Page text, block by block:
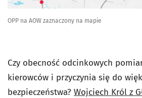
OPP na AOW zaznaczony na mapie
Czy obecność odcinkowych
kierowców i przyczynia się do
bezpieczeństwa? Wojciech Król z